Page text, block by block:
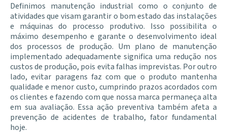
Definimos manutenção industrial como o conjunto de
atividades que visam garantir o bom estado das instalações
e máquinas do processo produtivo. Isso possibilita o
máximo desempenho e garante o desenvolvimento ideal
dos processos de produção. Um plano de manutenção
implementado adequadamente significa uma redução nos
custos de produção, pois evita falhas imprevistas. Por outro
lado, evitar paragens faz com que o produto mantenha
qualidade e menor custo, cumprindo prazos acordados com
os clientes e fazendo com que nossa marca permaneça alta
em sua avaliação. Essa ação preventiva também afeta a
prevenção de acidentes de trabalho, fator fundamental
hoje.